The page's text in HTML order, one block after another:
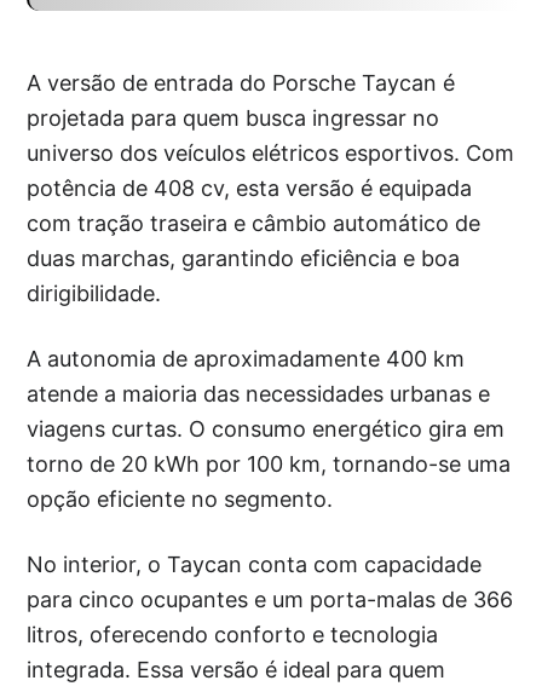
A versão de entrada do Porsche Taycan é
projetada para quem busca ingressar no
universo dos veículos elétricos esportivos. Com
potência de 408 cv, esta versão é equipada
com tração traseira e câmbio automático de
duas marchas, garantindo eficiência e boa
dirigibilidade.
A autonomia de aproximadamente 400 km
atende a maioria das necessidades urbanas e
viagens curtas. O consumo energético gira em
torno de 20 kWh por 100 km, tornando-se uma
opção eficiente no segmento.
No interior, o Taycan conta com capacidade
para cinco ocupantes e um porta-malas de 366
litros, oferecendo conforto e tecnologia
integrada. Essa versão é ideal para quem